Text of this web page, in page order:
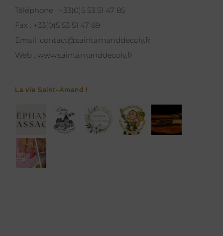
Téléphone : +33(0)5 53 51 47 85
Fax : +33(0)5 53 51 47 89
Email: contact@saintamanddecoly.fr
Web : www.saintamanddecoly.fr
La vie Saint-Amand !